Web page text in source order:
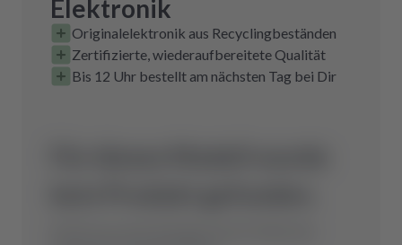
Elektronik
Originalelektronik aus Recyclingbeständen
Zertifizierte, wiederaufbereitete Qualität
Bis 12 Uhr bestellt am nächsten Tag bei Dir